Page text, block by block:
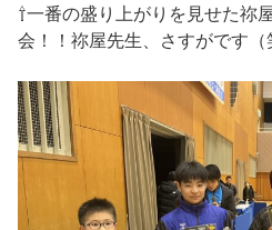
⇧一番の盛り上がりを見せた祢
会！！祢屋先生、さすがです（